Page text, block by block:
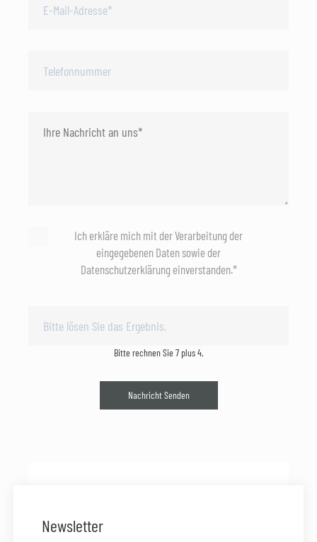
Ich erkläre mich mit der Verarbeitung der
eingegebenen Daten sowie der
Datenschutzerklärung einverstanden.*
Bitte rechnen Sie 7 plus 4.
Nachricht Senden
Newsletter